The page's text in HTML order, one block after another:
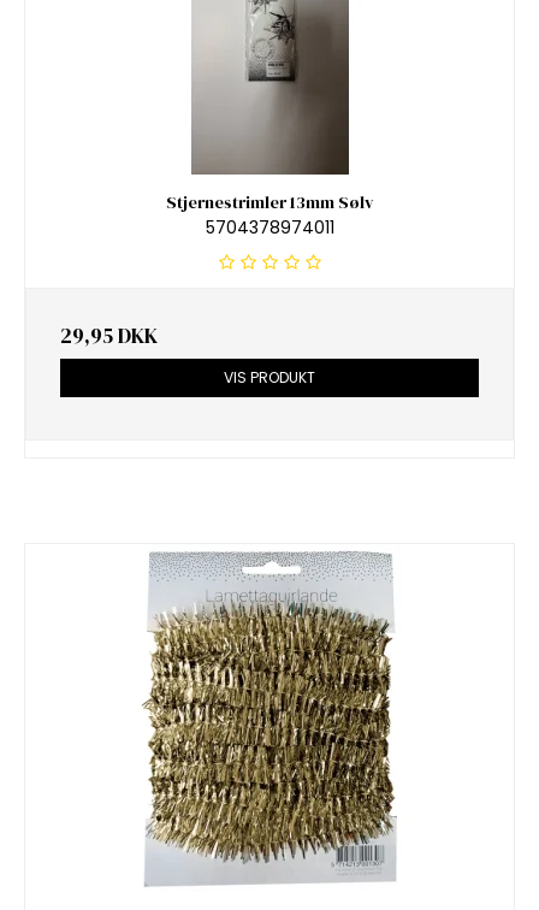
Stjernestrimler 13mm Sølv
5704378974011
29,95 DKK
VIS PRODUKT